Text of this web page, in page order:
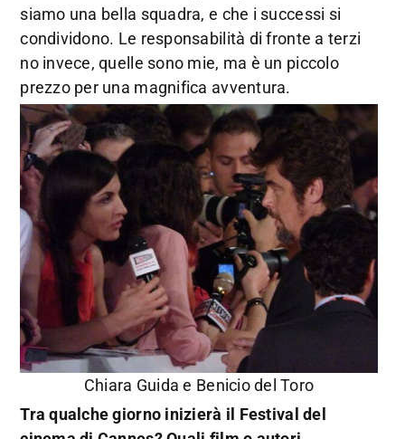
siamo una bella squadra, e che i successi si
condividono. Le responsabilità di fronte a terzi
no invece, quelle sono mie, ma è un piccolo
prezzo per una magnifica avventura.
Chiara Guida e Benicio del Toro
Tra qualche giorno inizierà il Festival del